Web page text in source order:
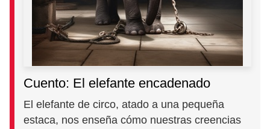
Cuento: El elefante encadenado
El elefante de circo, atado a una pequeña
estaca, nos enseña cómo nuestras creencias